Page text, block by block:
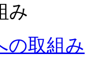
み
の取組み